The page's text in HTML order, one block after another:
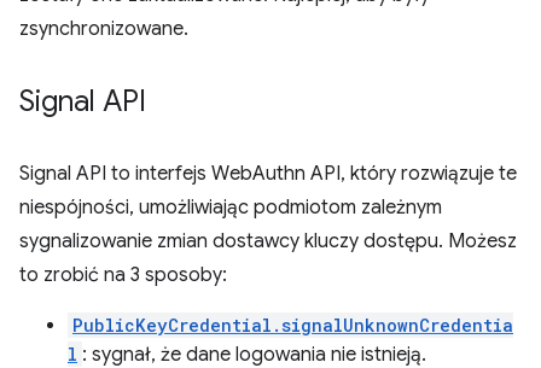
zsynchronizowane.
Signal API
Signal API to interfejs WebAuthn API, który rozwiązuje te
niespójności, umożliwiając podmiotom zależnym
sygnalizowanie zmian dostawcy kluczy dostępu. Możesz
to zrobić na 3 sposoby:
PublicKeyCredential.signalUnknownCredentia
l : sygnał, że dane logowania nie istnieją.